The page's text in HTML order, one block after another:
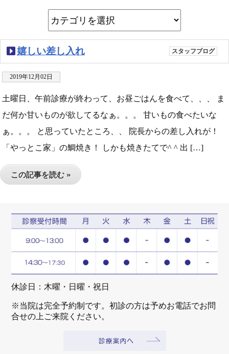
嬉しい差し入れ スタッフブログ
2019年12月02日
土曜日、午前診療が終わって、お昼ごはんを食べて、、、 ま
だ何か甘いものが欲してるなぁ。。。 甘いもの食べたいな
ぁ。。。 と思っていたところ、、 院長からの差し入れが！
「やっとこ家」の鯛焼き！ しかも焼きたてで^ ^ 出 […]
この記事を読む »
休診日：木曜・日曜・祝日
※当院は完全予約制です。初診の方は予めお電話でお問
合せの上ご来院ください。